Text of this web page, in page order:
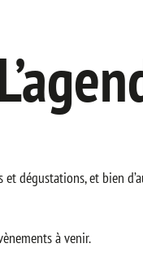
dégustations, et bien
à venir.